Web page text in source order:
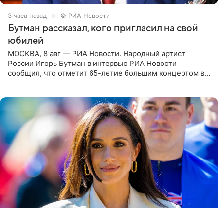
3 часа назад © РИА Новости
Бутман рассказал, кого пригласил на свой
юбилей
МОСКВА, 8 авг — РИА Новости. Народный артист
России Игорь Бутман в интервью РИА Новости
сообщил, что отметит 65-летие большим концертом в